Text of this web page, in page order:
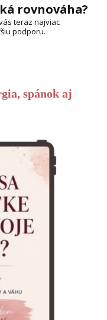
rovnováha?
teraz najviac
podporu.
spánok aj